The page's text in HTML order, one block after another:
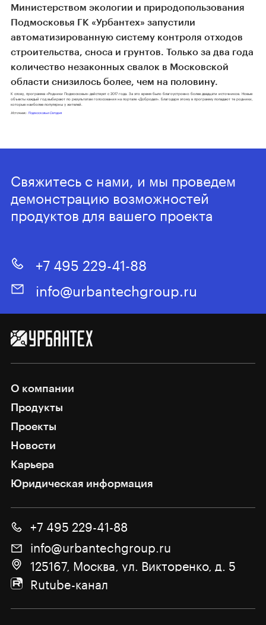
Министерством экологии и природопользования
Подмосковья ГК «Урбантех» запустили
автоматизированную систему контроля отходов
строительства, сноса и грунтов. Только за два года
количество незаконных свалок в Московской
области снизилось более, чем на половину.
К слову, программа «Родники Подмосковья» действует с 2017 года. За это время было благоустроено более двадцати источников. Новые
объекты каждый год выбирают по результатам голосования на портале «Добродел». Благодаря этому в программу попадают те родники,
которые наиболее популярны у жителей.
Источник:Подмосковье Сегодня
Свяжитесь с нами, и мы проведем
демонстрацию возможностей
продуктов для вашего проекта
+7 495 229-41-88
info@urbantechgroup.ru
О компании
Продукты
Проекты
Новости
Карьера
Юридическая информация
+7 495 229-41-88
info@urbantechgroup.ru
125167, Москва, ул. Викторенко, д. 5
Rutube-канал